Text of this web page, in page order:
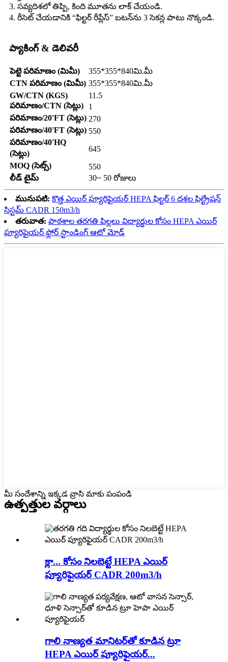
3. సవ్యదిశలో తిప్పి, కింది మూతను లాక్ చేయండి.
4. రీసెట్ చేయడానికి “ఫిల్టర్ రీప్లేస్” బటన్‌ను 3 సెకన్ల పాటు నొక్కండి.
ప్యాకింగ్ & డెలివరీ
పెట్టె పరిమాణం (మిమీ)
355*355*840మి.మీ
CTN పరిమాణం (మిమీ) 355*355*840మి.మీ
GW/CTN (KGS)
11.5
పరిమాణం/CTN (సెట్లు)
1
పరిమాణం/20'FT (సెట్లు) 270
పరిమాణం/40'FT (సెట్లు) 550
పరిమాణం/40'HQ
(సెట్లు)
645
MOQ (సెట్స్)
550
లీడ్ టైమ్
30~ 50 రోజులు
మునుపటి: కొత్త ఎయిర్ ప్యూరిఫైయర్ HEPA ఫిల్టర్ 6 దశల ఫిల్ట్రేషన్
సిస్టమ్ CADR 150m3/h
తరువాత: పాఠశాల తరగతి పిల్లలు విద్యార్థుల కోసం HEPA ఎయిర్
ప్యూరిఫైయర్ ఫ్లోర్ స్టాండింగ్ ఆటో మోడ్
మీ సందేశాన్ని ఇక్కడ వ్రాసి మాకు పంపండి
ఉత్పత్తుల వర్గాలు
క్లా... కోసం నిలబెట్టే HEPA ఎయిర్
ప్యూరిఫైయర్ CADR 200m3/h
గాలి నాణ్యత మానిటర్‌తో కూడిన ట్రూ
HEPA ఎయిర్ ప్యూరిఫైయర్...